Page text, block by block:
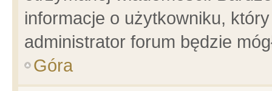
informacje o użytkowniku,
administrator forum będzie
Góra